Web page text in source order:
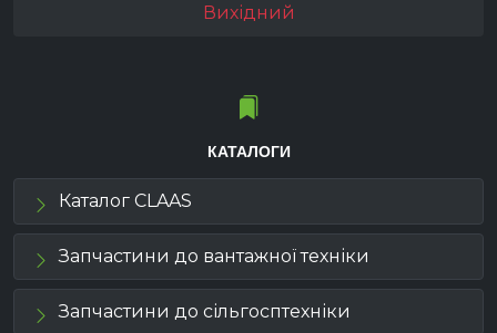
Вихідний
КАТАЛОГИ
Каталог CLAAS
Запчастини до вантажної техніки
Запчастини до сільгосптехніки